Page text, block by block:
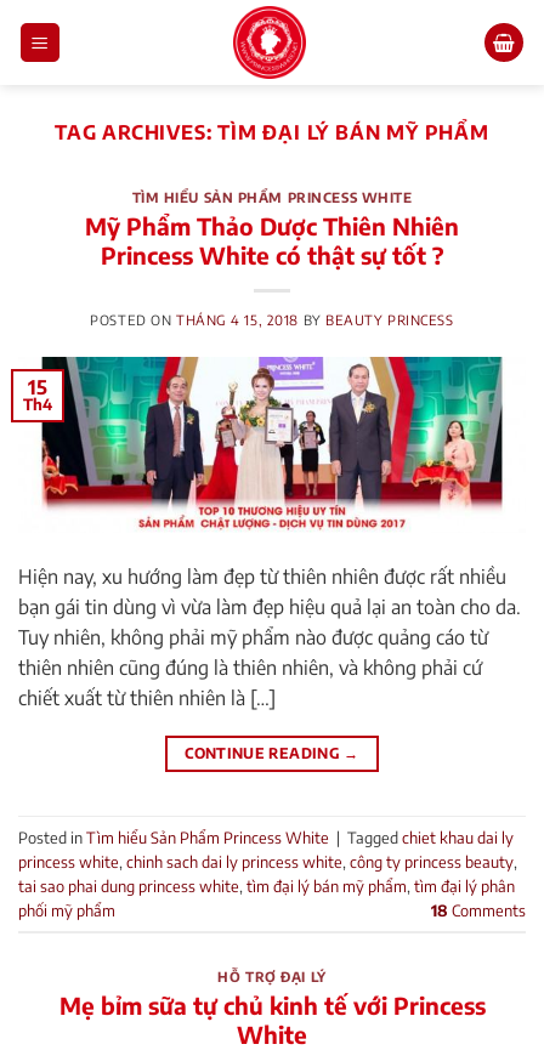
TAG ARCHIVES:TÌM ĐẠI LÝ BÁN MỸ PHẨM
TÌM HIỂU SẢN PHẨM PRINCESS WHITE
Mỹ Phẩm Thảo Dược Thiên Nhiên
Princess White có thật sự tốt ?
POSTED ON THÁNG 4 15, 2018 BY BEAUTY PRINCESS
15
Th4
Hiện nay, xu hướng làm đẹp từ thiên nhiên được rất nhiều
bạn gái tin dùng vì vừa làm đẹp hiệu quả lại an toàn cho da.
Tuy nhiên, không phải mỹ phẩm nào được quảng cáo từ
thiên nhiên cũng đúng là thiên nhiên, và không phải cứ
chiết xuất từ thiên nhiên là […]
CONTINUE READING →
Posted inTìm hiểu Sản Phẩm Princess White | Taggedchiet khau dai ly
princess white, chinh sach dai ly princess white, công ty princess beauty,
tai sao phai dung princess white, tìm đại lý bán mỹ phẩm, tìm đại lý phân
phối mỹ phẩm
18 Comments
HỖ TRỢ ĐẠI LÝ
Mẹ bỉm sữa tự chủ kinh tế với Princess
White